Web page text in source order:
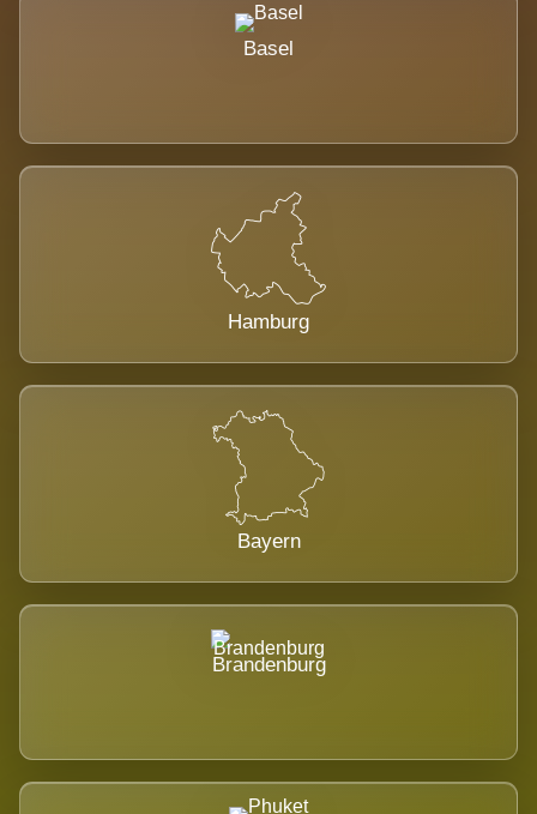
Basel
Hamburg
Bayern
Brandenburg